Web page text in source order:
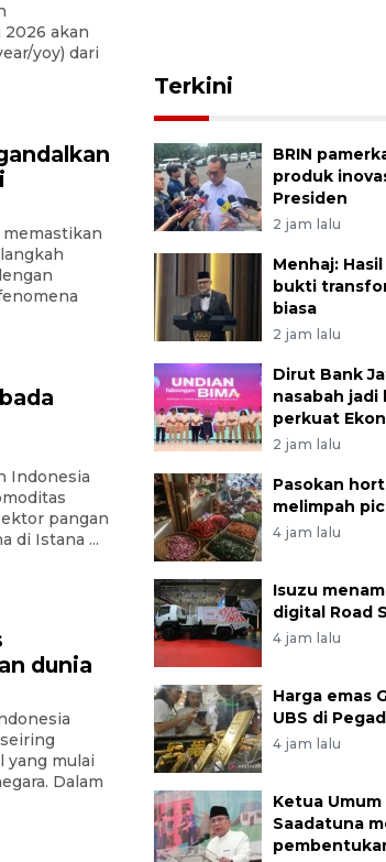
akan
yoy) dari
Indonesia
pangan
di Istana ...
dunia
yang mulai
Dalam
Terkini
BRIN
produk
Presiden
2 jam lalu
Menhaj:
bukti
biasa
2 jam lalu
Dirut Bank
nasabah jadi
perkuat
2 jam lalu
Pasokan
melimpah
4 jam lalu
Isuzu
digital Road
4 jam lalu
Harga emas
UBS di
4 jam lalu
Ketua Umum
Saadatuna